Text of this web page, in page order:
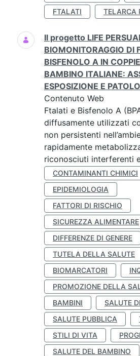
FTALATI
TELARCA
Il progetto LIFE
BIOMONITORAGGIO DI
BISFENOLO A IN
BAMBINO ITALIANE:
ESPOSIZIONE E
Contenuto Web
Ftalati e Bisfenolo A
diffusamente utilizzati
non persistenti
rapidamente
riconosciuti interferenti
CONTAMINANTI CHIMICI
EPIDEMIOLOGIA
FATTORI DI RISCHIO
SICUREZZA ALIMENTARE
DIFFERENZE DI GENERE
TUTELA DELLA SALUTE
BIOMARCATORI
PROMOZIONE DELLA
BAMBINI
SALUTE
SALUTE PUBBLICA
STILI DI VITA
SALUTE DEL BAMBINO